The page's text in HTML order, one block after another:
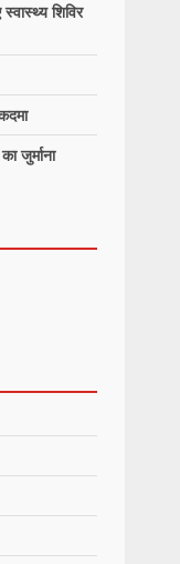
शिविर
जुर्माना